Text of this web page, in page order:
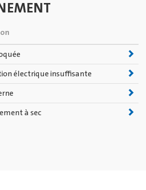
électrique insuffisante
à sec